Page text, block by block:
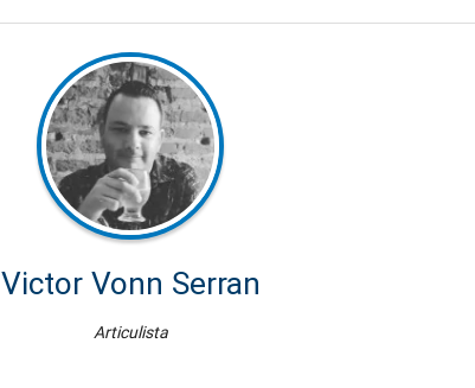
Victor Vonn Serran
Articulista